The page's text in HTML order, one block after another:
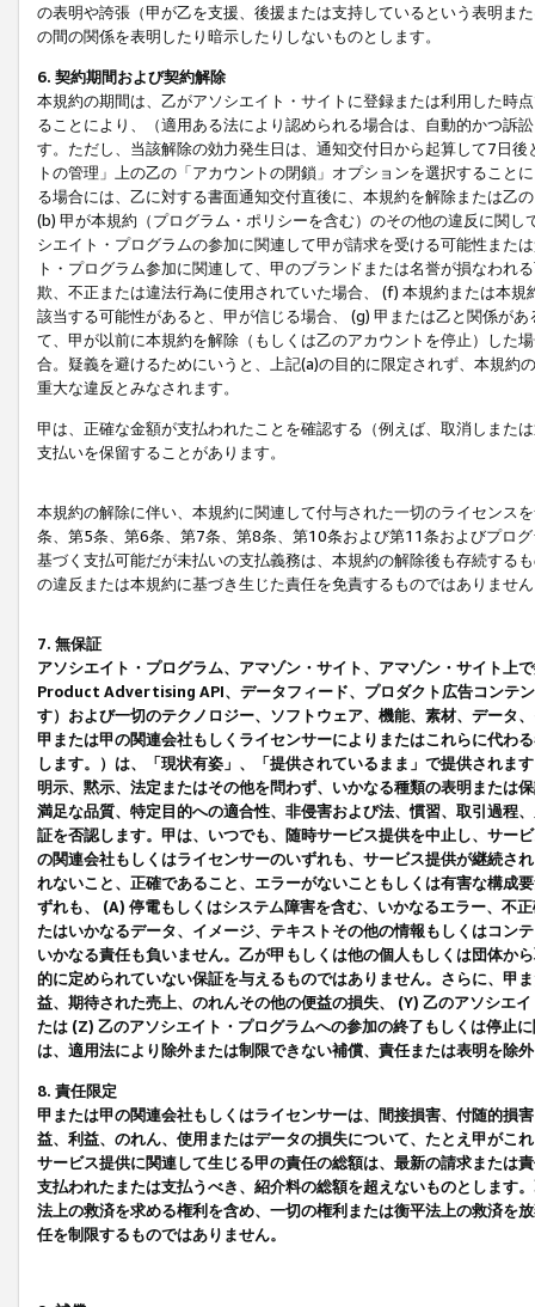
の表明や誇張（甲が乙を支援、後援または支持しているという表明ま
の間の関係を表明したり暗示したりしないものとします。
6. 契約期間および契約解除
本規約の期間は、乙がアソシエイト・サイトに登録または利用した時
ることにより、（適用ある法により認められる場合は、自動的かつ訴
す。ただし、当該解除の効力発生日は、通知交付日から起算して7日
トの管理」上の乙の「アカウントの閉鎖」オプションを選択するこ
る場合には、乙に対する書面通知交付直後に、本規約を解除または乙
(b) 甲が本規約（プログラム・ポリシーを含む）のその他の違反に関
シエイト・プログラムの参加に関連して甲が請求を受ける可能性また
ト・プログラム参加に関連して、甲のブランドまたは名誉が損なわれ
欺、不正または違法行為に使用されていた場合、 (f) 本規約または本
該当する可能性があると、甲が信じる場合、 (g) 甲または乙と関係が
て、甲が以前に本規約を解除（もしくは乙のアカウントを停止）した
合。疑義を避けるためにいうと、上記(a)の目的に限定されず、本規
重大な違反とみなされます。
甲は、正確な金額が支払われたことを確認する（例えば、取消しまた
支払いを保留することがあります。
本規約の解除に伴い、本規約に関連して付与された一切のライセンス
条、第5条、第6条、第7条、第8条、第10条および第11条およびプロ
基づく支払可能だが未払いの支払義務は、本規約の解除後も存続する
の違反または本規約に基づき生じた責任を免責するものではありませ
7. 無保証
アソシエイト・プログラム、アマゾン・サイト、アマゾン・サイト上
Product Advertising API、データフィード、プロダクト広告コンテ
す）および一切のテクノロジー、ソフトウェア、機能、素材、データ
甲または甲の関連会社もしくライセンサーによりまたはこれらに代わ
します。）は、「現状有姿」、「提供されているまま」で提供されま
明示、黙示、法定またはその他を問わず、いかなる種類の表明または
満足な品質、特定目的への適合性、非侵害および法、慣習、取引過程
証を否認します。甲は、いつでも、随時サービス提供を中止し、サー
の関連会社もしくはライセンサーのいずれも、サービス提供が継続さ
れないこと、正確であること、エラーがないこともしくは有害な構成
ずれも、 (A) 停電もしくはシステム障害を含む、いかなるエラー、不
たはいかなるデータ、イメージ、テキストその他の情報もしくはコン
いかなる責任も負いません。乙が甲もしくは他の個人もしくは団体か
的に定められていない保証を与えるものではありません。さらに、甲
益、期待された売上、のれんその他の便益の損失、 (Y) 乙のアソシエ
たは (Z) 乙のアソシエイト・プログラムへの参加の終了もしくは停止
は、適用法により除外または制限できない補償、責任または表明を除
8. 責任限定
甲または甲の関連会社もしくはライセンサーは、間接損害、付随的損
益、利益、のれん、使用またはデータの損失について、たとえ甲がこ
サービス提供に関連して生じる甲の責任の総額は、最新の請求または
支払われたまたは支払うべき、紹介料の総額を超えないものとします
法上の救済を求める権利を含め、一切の権利または衡平法上の救済を
任を制限するものではありません。